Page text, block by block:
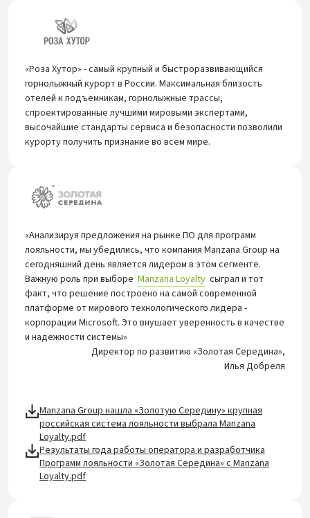
«Роза Хутор» - самый крупный и быстроразвивающийся
горнолыжный курорт в России. Максимальная близость
отелей к подъемникам, горнолыжные трассы,
спроектированные лучшими мировыми экспертами,
высочайшие стандарты сервиса и безопасности позволили
курорту получить признание во всем мире.
«Анализируя предложения на рынке ПО для программ
лояльности, мы убедились, что компания Manzana Group на
сегодняшний день является лидером в этом сегменте.
Важную роль при выборе Manzana Loyalty сыграл и тот
факт, что решение построено на самой современной
платформе от мирового технологического лидера -
корпорации Microsoft. Это внушает уверенность в качестве
и надежности системы»
Директор по развитию «Золотая Середина»,
Илья Добреля
Manzana Group нашла «Золотую Середину» крупная
российская система лояльности выбрала Manzana
Loyalty.pdf
Результаты года работы оператора и разработчика
Программ лояльности «Золотая Середина» с Manzana
Loyalty.pdf